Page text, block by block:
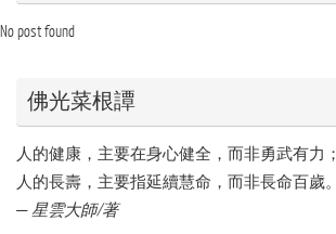
No post found
佛光菜根譚
人的健康，主要在身心健全，而非勇武有力；
人的長壽，主要指延續慧命，而非長命百歲。
— 星雲大師/著